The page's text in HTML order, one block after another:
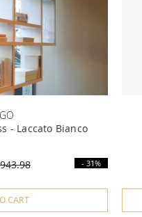
- Laccato Bianco
- 31%
CART